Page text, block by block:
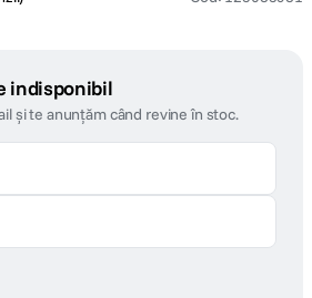
indisponibil
și te anunțăm când revine în stoc.